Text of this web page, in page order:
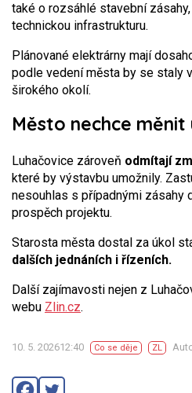
také o rozsáhlé stavební
technickou infrastrukturu.
Plánované elektrárny mají
podle vedení města by se staly
širokého okolí.
Město nechce měnit
Luhačovice zároveň odmítají
které by výstavbu umožnily.
nesouhlas s případnými zásahy
prospěch projektu.
Starosta města dostal za úkol
dalších jednáních i řízeních.
Další zajímavosti nejen z
webu Zlin.cz.
10. 5. 202612:40 Co se děje ZL